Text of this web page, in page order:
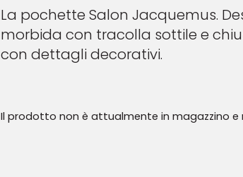
La pochette Salon Jacquemus.
morbida con tracolla sottile e
con dettagli decorativi.
Il prodotto non è attualmente in magazzino e